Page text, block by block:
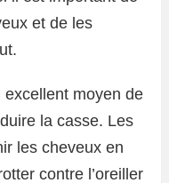
et de les
moyen de
la casse. Les
les cheveux en
contre l’oreiller